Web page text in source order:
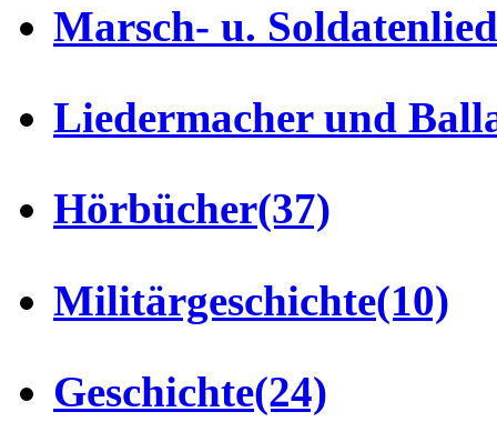
Marsch- u.
Liedermacher und
Hörbücher(37)
Militärgeschichte(10)
Geschichte(24)